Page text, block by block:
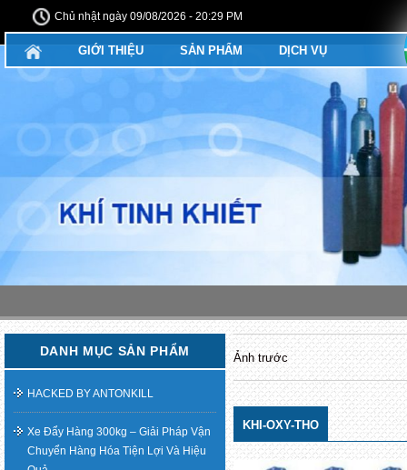
Chủ nhật ngày 09/08/2026 - 20:29 PM
GIỚI THIỆU SẢN PHẨM DỊCH VỤ
Ảnh trước
KHI-OXY-THO
DANH MỤC SẢN PHẨM
HACKED BY ANTONKILL
Xe Đẩy Hàng 300kg – Giải Pháp Vận
Chuyển Hàng Hóa Tiện Lợi Và Hiệu